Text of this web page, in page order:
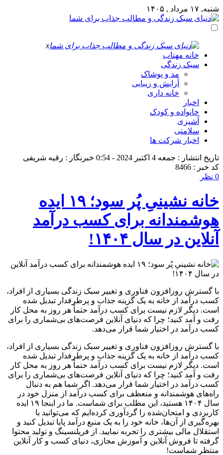
شنبه, ۱۷ مرداد , ۱۴۰۵
x
خانه مهتاب
سبک زندگی
مد و پوشاک
آرایش و زیبایی
خانه داری
اخبار
خانواده و کودک
آشپزی
سلامتی
اخبار شرکت ها
تاریخ انتشار : جمعه 4 اکتبر 2024 - 0:54
خبرنگار : رقیه شریفی
کد خبر : 8466
0 نظر
خانه‌ نشینیِ پُر سود؛ ۱۹ ایده
هوشمندانه برای کسب درآمد
آنلاین در سال ۱۴۰۴!
با گسترش روزافزون فناوری و تغییر سبک زندگی بسیاری از افراد،
کسب درآمد از خانه به یک گزینه جذاب و پرطرفدار تبدیل شده
است. دیگر لازم نیست برای کسب درآمد حتماً هر روز به محل کار
رفت و آمد کنید؛ چرا که دنیای آنلاین فرصت‌های بی‌شماری را برای
کسب درآمد در اختیار شما قرار می‌دهد.
با گسترش روزافزون فناوری و تغییر سبک زندگی بسیاری از افراد،
کسب درآمد از خانه به یک گزینه جذاب و پرطرفدار تبدیل شده
است. دیگر لازم نیست برای کسب درآمد حتماً هر روز به محل کار
رفت و آمد کنید؛ چرا که دنیای آنلاین فرصت‌های بی‌شماری را برای
کسب درآمد در اختیار شما قرار می‌دهد. اگر شما هم به دنبال
راه‌های هوشمندانه و منعطف برای کسب درآمد از منزل خود در
سال ۱۴۰۴ هستید، این مطلب برای شماست. ما در اینجا ۱۹ ایده
کاربردی و امتحان‌شده را گردآوری کرده‌ایم که می‌توانید با
بهره‌گیری از آن‌ها، خانه خود را به یک منبع درآمد پایا تبدیل کنید و
استقلال مالی بیشتری را تجربه نمایید. از فریلنسینگ و تولید محتوا
گرفته تا فروش آنلاین و آموزش مجازی، دنیای کسب و کار آنلاین
منتظر شماست!